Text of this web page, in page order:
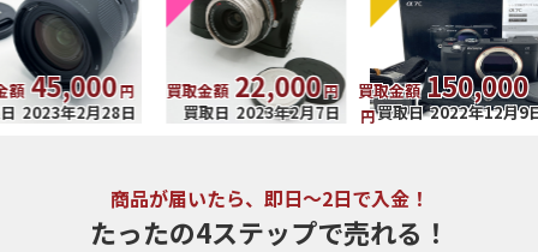
円
月28日
買取金額 22,000円
買取日 2023年2月7日
買取金額 150,000
円買取日 2022年12月9日
買取
買取
商品が届いたら、即日～2日で入金！
たったの4ステップで売れる！